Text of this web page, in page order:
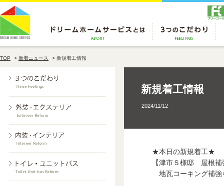
TOP > 新着ニュース > 新規着工情報
新規着工情報
2024/11/12
★本日の新規着工★
【津市Ｓ様邸 屋根補
地瓦コーキング補強